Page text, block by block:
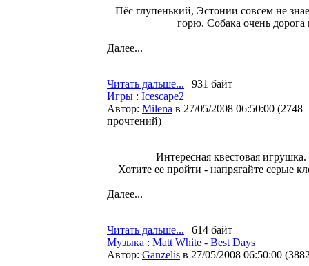
Пёс глупенький, Эстонии совсем не
горю. Собака очень
Далее...
Читать дальше... | 931 байт
Игры : Icescape2
Автор: Milena в 27/05/2008 06:50:00 (2748
прочтений)
Интересная квестовая игрушка.
Хотите ее пройти - напрягайте серые
Далее...
Читать дальше... | 614 байт
Музыка : Matt White - Best Days
Автор: Ganzelis в 27/05/2008 06:50:00 (